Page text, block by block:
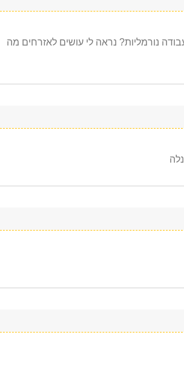
2 בלילה? אין שעות עבודה נורמליות? נראה לי עושים לאזרחים מה